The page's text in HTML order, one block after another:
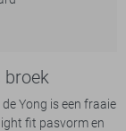
broek
Yong is een fraaie
fit pasvorm en